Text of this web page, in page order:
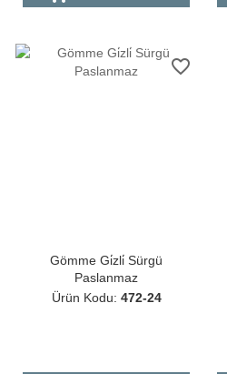
favorite_border
Gömme Gi̇zli̇ Sürgü
Paslanmaz
Ürün Kodu: 472-24